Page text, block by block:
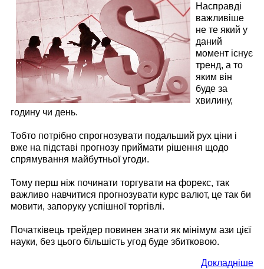
Насправді
важливіше
не те який у
даний
момент існує
тренд, а то
яким він
буде за
хвилину,
годину чи день.
Тобто потрібно спрогнозувати подальший рух ціни і
вже на підставі прогнозу приймати рішення щодо
спрямування майбутньої угоди.
Тому перш ніж починати торгувати на форекс, так
важливо навчитися прогнозувати курс валют, це так би
мовити, запоруку успішної торгівлі.
Початківець трейдер повинен знати як мінімум ази цієї
науки, без цього більшість угод буде збитковою.
Докладніше